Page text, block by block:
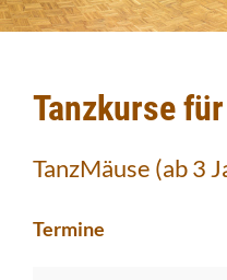
Tanzkurse
TanzMäuse (ab 3
Termine